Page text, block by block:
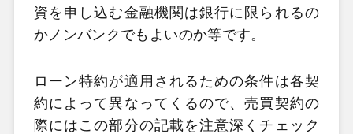
資を申し込む金融機関は銀行に限られるの
かノンバンクでもよいのか等です。
ローン特約が適用されるための条件は各契
約によって異なってくるので、売買契約の
際にはこの部分の記載を注意深くチェック